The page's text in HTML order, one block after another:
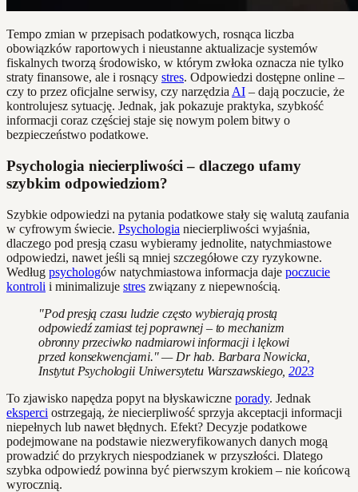
Tempo zmian w przepisach podatkowych, rosnąca liczba
obowiązków raportowych i nieustanne aktualizacje systemów
fiskalnych tworzą środowisko, w którym zwłoka oznacza nie tylko
straty finansowe, ale i rosnący stres. Odpowiedzi dostępne online –
czy to przez oficjalne serwisy, czy narzędzia AI – dają poczucie, że
kontrolujesz sytuację. Jednak, jak pokazuje praktyka, szybkość
informacji coraz częściej staje się nowym polem bitwy o
bezpieczeństwo podatkowe.
Psychologia niecierpliwości – dlaczego ufamy
szybkim odpowiedziom?
Szybkie odpowiedzi na pytania podatkowe stały się walutą zaufania
w cyfrowym świecie. Psychologia niecierpliwości wyjaśnia,
dlaczego pod presją czasu wybieramy jednolite, natychmiastowe
odpowiedzi, nawet jeśli są mniej szczegółowe czy ryzykowne.
Według psychologów natychmiastowa informacja daje poczucie
kontroli i minimalizuje stres związany z niepewnością.
"Pod presją czasu ludzie często wybierają prostą
odpowiedź zamiast tej poprawnej – to mechanizm
obronny przeciwko nadmiarowi informacji i lękowi
przed konsekwencjami." — Dr hab. Barbara Nowicka,
Instytut Psychologii Uniwersytetu Warszawskiego,2023
To zjawisko napędza popyt na błyskawiczne porady. Jednak
eksperci ostrzegają, że niecierpliwość sprzyja akceptacji informacji
niepełnych lub nawet błędnych. Efekt? Decyzje podatkowe
podejmowane na podstawie niezweryfikowanych danych mogą
prowadzić do przykrych niespodzianek w przyszłości. Dlatego
szybka odpowiedź powinna być pierwszym krokiem – nie końcową
wyrocznią.